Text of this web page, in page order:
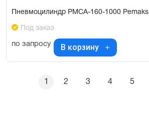
Пневмоцилиндр PMCA-160-1000 Pemaks
Под заказ
по запросу В корзину
1 2 3 4 5